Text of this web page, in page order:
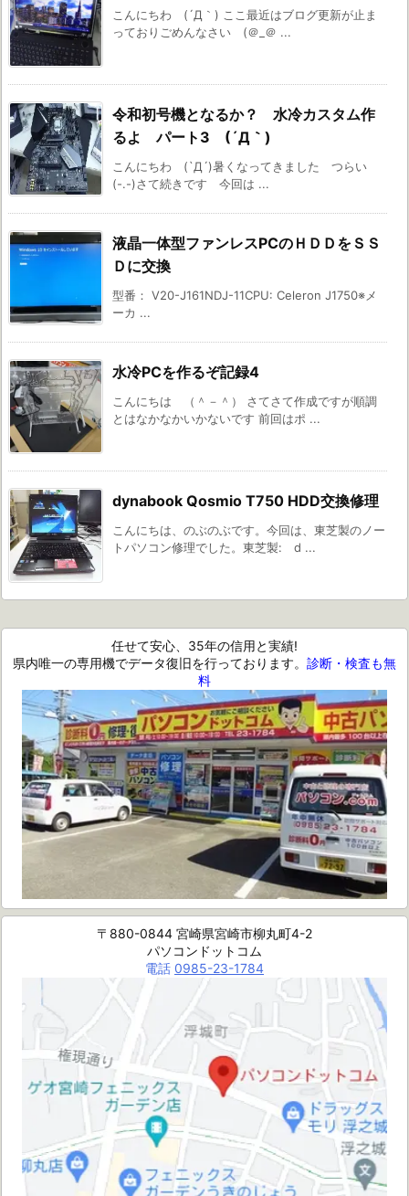
こんにちわ (´Д｀) ここ最近はブログ更新が止ま
っておりごめんなさい (＠_＠ ...
令和初号機となるか？ 水冷カスタム作
るよ パート3 (´Д｀)
こんにちわ (`Д´)暑くなってきました つらい
(-.-)さて続きです 今回は ...
液晶一体型ファンレスPCのＨＤＤをＳＳ
Ｄに交換
型番： V20-J161NDJ-11CPU: Celeron J1750※メ
ーカ ...
水冷PCを作るぞ記録4
こんにちは （＾－＾） さてさて作成ですが順調
とはなかなかいかないです 前回はポ ...
dynabook Qosmio T750 HDD交換修理
こんにちは、のぶのぶです。今回は、東芝製のノー
トパソコン修理でした。東芝製: d ...
任せて安心、35年の信用と実績!
県内唯一の専用機でデータ復旧を行っております。 診断・検査も無
料
〒880-0844 宮崎県宮崎市柳丸町4-2
パソコンドットコム
電話 0985-23-1784